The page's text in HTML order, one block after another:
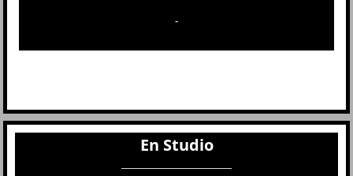
-
En Studio